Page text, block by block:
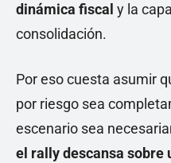
dinámica fiscal y la
consolidación.
Por eso cuesta asumir
por riesgo sea
escenario sea
el rally descansa sobre